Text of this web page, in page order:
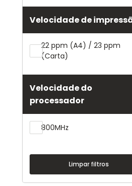
Velocidade de
22 ppm (A4) / 23 ppm
(Carta)
Velocidade do
processador
800MHz